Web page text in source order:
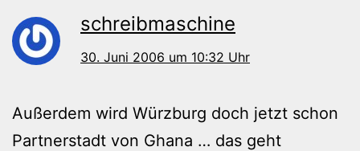
schreibmaschine
30. Juni 2006 um 10:32 Uhr
Außerdem wird Würzburg doch jetzt schon
Partnerstadt von Ghana … das geht